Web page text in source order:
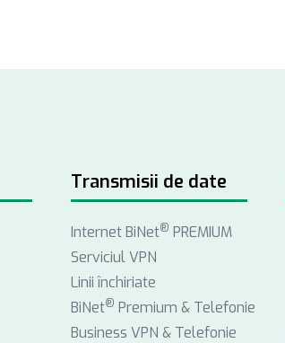
Transmisii de date
Internet BiNet® PREMIUM
Serviciul VPN
Linii închiriate
BiNet® Premium & Telefonie
Business VPN & Telefonie